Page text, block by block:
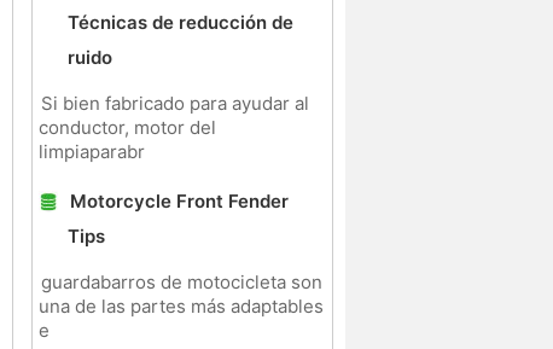
Técnicas de reducción de
ruido
Si bien fabricado para ayudar al
conductor, motor del
limpiaparabr
Motorcycle Front Fender
Tips
guardabarros de motocicleta son
una de las partes más adaptables
e